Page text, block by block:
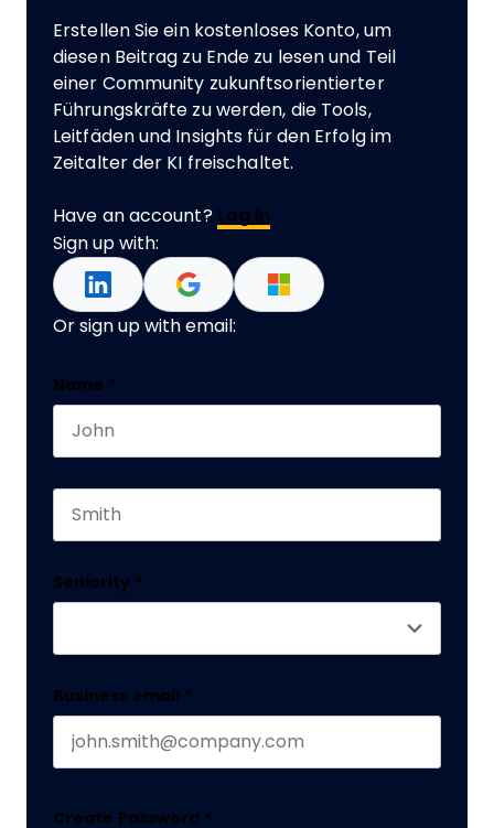
Erstellen Sie ein kostenloses Konto, um
diesen Beitrag zu Ende zu lesen und Teil
einer Community zukunftsorientierter
Führungskräfte zu werden, die Tools,
Leitfäden und Insights für den Erfolg im
Zeitalter der KI freischaltet.
Have an account? Log In
Sign up with:
Or sign up with email:
Name
Name *
Seniority *
Business email *
Create Password *